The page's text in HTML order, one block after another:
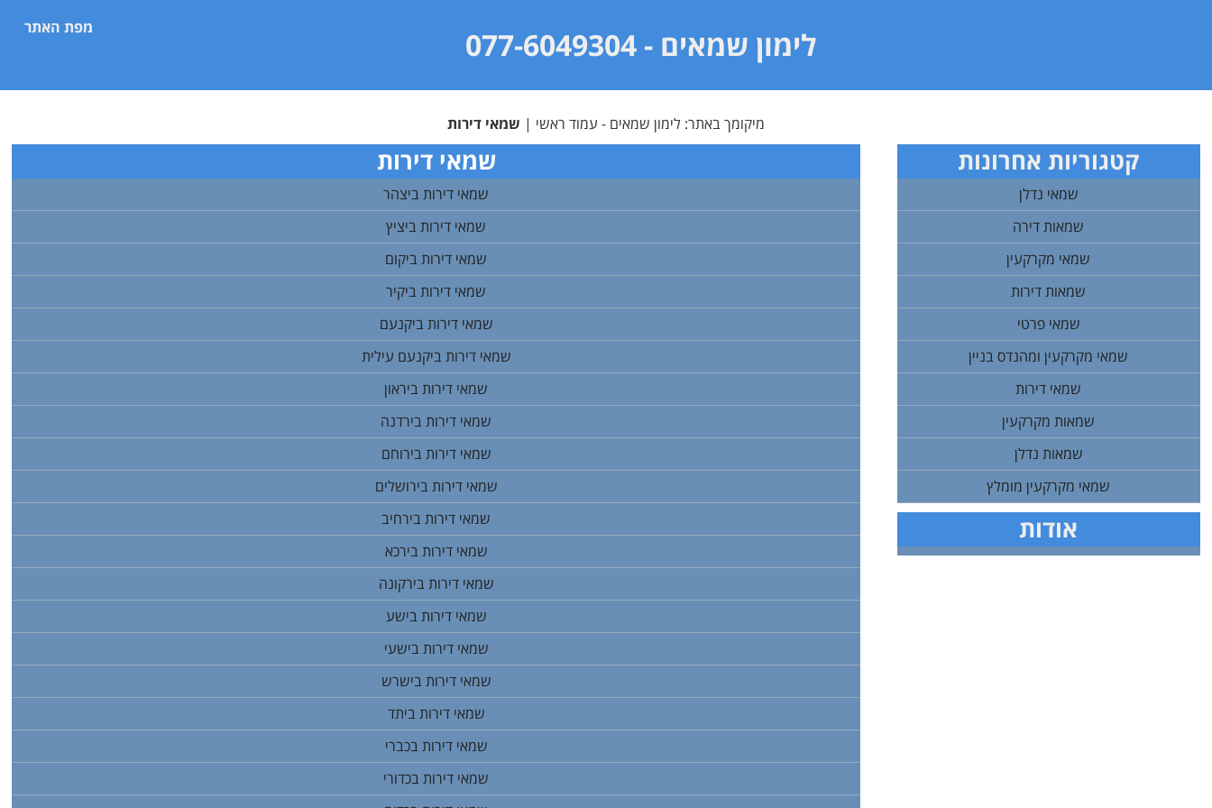
מפת האתר לימון שמאים - 077-6049304
מיקומך באתר: לימון שמאים - עמוד ראשי | שמאי דירות
שמאי דירות
שמאי דירות ביצהר
שמאי דירות ביציץ
שמאי דירות ביקום
שמאי דירות ביקיר
שמאי דירות ביקנעם
שמאי דירות ביקנעם עילית
שמאי דירות ביראון
שמאי דירות בירדנה
שמאי דירות בירוחם
שמאי דירות בירושלים
שמאי דירות בירחיב
שמאי דירות בירכא
שמאי דירות בירקונה
שמאי דירות בישע
שמאי דירות בישעי
שמאי דירות בישרש
שמאי דירות ביתד
שמאי דירות בכברי
שמאי דירות בכדורי
קטגוריות אחרונות
שמאי נדלן
שמאות דירה
שמאי מקרקעין
שמאות דירות
שמאי פרטי
שמאי מקרקעין ומהנדס בניין
שמאי דירות
שמאות מקרקעין
שמאות נדלן
שמאי מקרקעין מומלץ
אודות